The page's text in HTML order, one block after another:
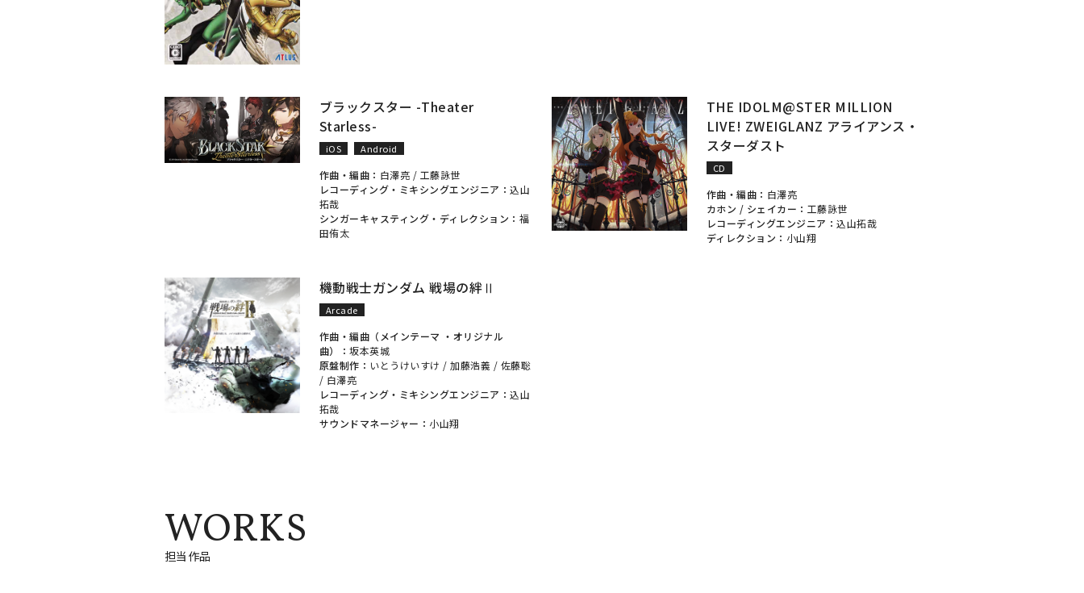
ブラックスター -Theater
Starless-
iOS Android
作曲・編曲： 白澤亮 / 工藤詠世
レコーディング・ミキシングエンジニア：込山
拓哉
シンガーキャスティング・ディレクション： 福
田侑太
THE IDOLM@STER MILLION
LIVE! ZWEIGLANZ アライアンス・
スターダスト
CD
作曲・編曲： 白澤亮
カホン / シェイカー： 工藤詠世
レコーディングエンジニア：込山拓哉
ディレクション： 小山翔
機動戦士ガンダム 戦場の絆Ⅱ
Arcade
作曲・編曲（メインテーマ ・オリジナル
曲）：坂本英城
原盤制作： いとうけいすけ /加藤浩義 / 佐藤聡
/ 白澤亮
レコーディング・ミキシングエンジニア：込山
拓哉
サウンドマネージャー： 小山翔
WORKS
担当作品